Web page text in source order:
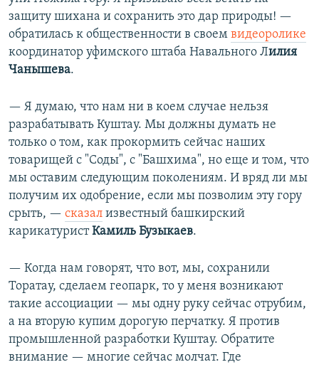
защиту шихана и сохранить это дар природы! —
обратилась к общественности в своем видеоролике
координатор уфимского штаба Навального Лилия
Чанышева.
— Я думаю, что нам ни в коем случае нельзя
разрабатывать Куштау. Мы должны думать не
только о том, как прокормить сейчас наших
товарищей с "Соды", с "Башхима", но еще и том, что
мы оставим следующим поколениям. И вряд ли мы
получим их одобрение, если мы позволим эту гору
срыть, — сказал известный башкирский
карикатуристКамиль Бузыкаев.
— Когда нам говорят, что вот, мы, сохранили
Торатау, сделаем геопарк, то у меня возникают
такие ассоциации — мы одну руку сейчас отрубим,
а на вторую купим дорогую перчатку. Я против
промышленной разработки Куштау. Обратите
внимание — многие сейчас молчат. Где